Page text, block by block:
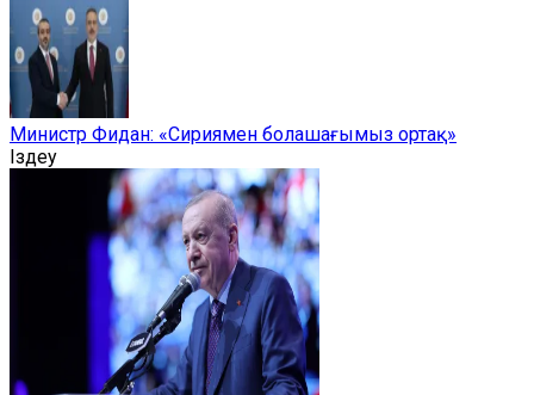
Министр Фидан: «Сириямен болашағымыз ортақ»
Іздеу